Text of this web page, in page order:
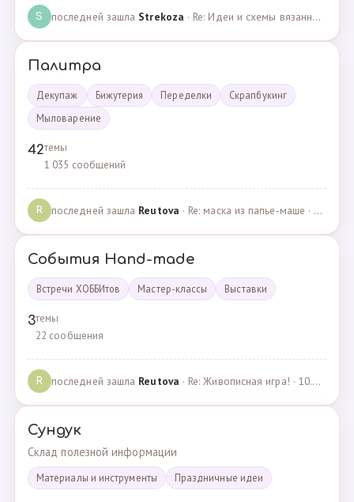
S последней зашла Strekoza · Re: Идеи и схемы вязанных шариков · 16.12.2020
Палитра
Декупаж Бижутерия Переделки
Скрапбукинг
Мыловарение
42темы
1 035 сообщений
R последней зашла Reutova · Re: маска из папье-маше · 20.12.2022
События Hand-made
Встречи ХОББИтов Мастер-классы Выставки
3темы
22 сообщения
R последней зашла Reutova · Re: Живописная игра! · 10.12.2020
Сундук
Склад полезной информации
Материалы и инструменты Праздничные идеи